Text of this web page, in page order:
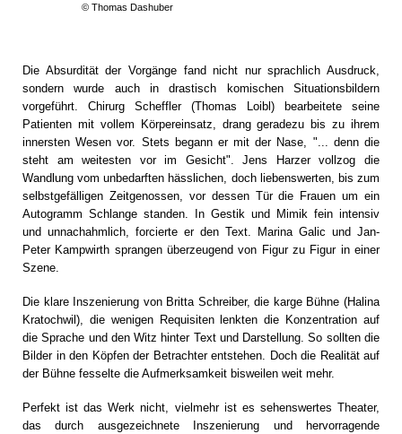
© Thomas Dashuber
Die Absurdität der Vorgänge fand nicht nur sprachlich Ausdruck,
sondern wurde auch in drastisch komischen Situationsbildern
vorgeführt. Chirurg Scheffler (Thomas Loibl) bearbeitete seine
Patienten mit vollem Körpereinsatz, drang geradezu bis zu ihrem
innersten Wesen vor. Stets begann er mit der Nase, "... denn die
steht am weitesten vor im Gesicht". Jens Harzer vollzog die
Wandlung vom unbedarften hässlichen, doch liebenswerten, bis zum
selbstgefälligen Zeitgenossen, vor dessen Tür die Frauen um ein
Autogramm Schlange standen. In Gestik und Mimik fein intensiv
und unnachahmlich, forcierte er den Text. Marina Galic und Jan-
Peter Kampwirth sprangen überzeugend von Figur zu Figur in einer
Szene.
Die klare Inszenierung von Britta Schreiber, die karge Bühne (Halina
Kratochwil), die wenigen Requisiten lenkten die Konzentration auf
die Sprache und den Witz hinter Text und Darstellung. So sollten die
Bilder in den Köpfen der Betrachter entstehen. Doch die Realität auf
der Bühne fesselte die Aufmerksamkeit bisweilen weit mehr.
Perfekt ist das Werk nicht, vielmehr ist es sehenswertes Theater,
das durch ausgezeichnete Inszenierung und hervorragende